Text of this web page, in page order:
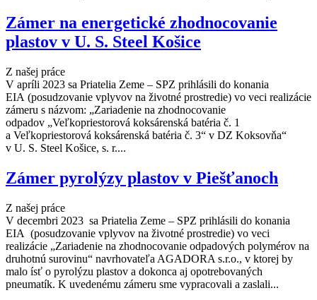
Zámer na energetické zhodnocovanie
plastov v U. S. Steel Košice
Z našej práce
V apríli 2023 sa Priatelia Zeme – SPZ prihlásili do konania
EIA (posudzovanie vplyvov na životné prostredie) vo veci realizácie
zámeru s názvom: „Zariadenie na zhodnocovanie
odpadov „Veľkopriestorová koksárenská batéria č. 1
a Veľkopriestorová koksárenská batéria č. 3“ v DZ Koksovňa“
v U. S. Steel Košice, s. r....
Zámer pyrolýzy plastov v Piešťanoch
Z našej práce
V decembri 2023 sa Priatelia Zeme – SPZ prihlásili do konania
EIA (posudzovanie vplyvov na životné prostredie) vo veci
realizácie „Zariadenie na zhodnocovanie odpadových polymérov na
druhotnú surovinu“ navrhovateľa AGADORA s.r.o., v ktorej by
malo ísť o pyrolýzu plastov a dokonca aj opotrebovaných
pneumatík. K uvedenému zámeru sme vypracovali a zaslali...